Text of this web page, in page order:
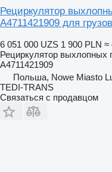
Рециркулятор
A4711421909 для
6 051 000 UZS 1 900 PLN ≈
Рециркулятор выхлопных
A4711421909
Польша, Nowe Miasto
TEDI-TRANS
Связаться с продавцом